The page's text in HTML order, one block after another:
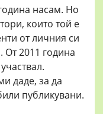
насам. Но
които той е
от личния си
2011 година
даде, за да
публикувани.